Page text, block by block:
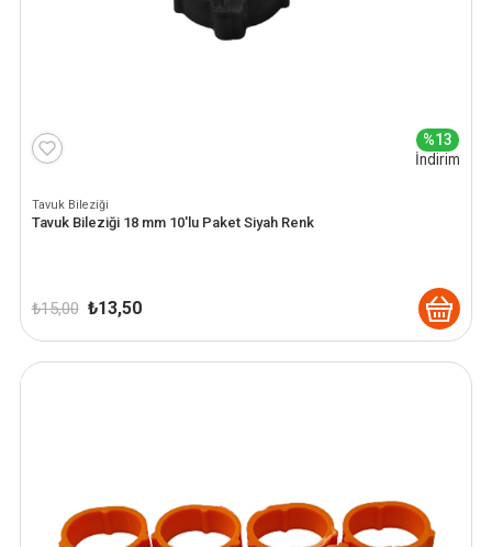
%13
İndirim
Tavuk Bileziği
Tavuk Bileziği 18 mm 10'lu Paket Siyah Renk
₺15,00 Orijinal
₺ 15,00.
₺13,50Şu
fiyat:
₺ 13,50.